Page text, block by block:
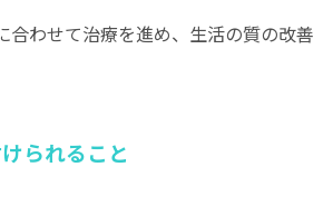
合わせて治療を進め、生活の質の改善
られること